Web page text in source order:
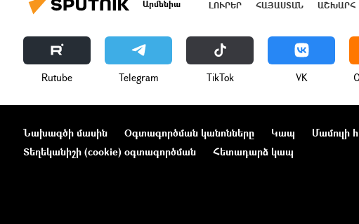
Արմենիա ԼՈՒՐԵՐ ՀԱՅԱՍՏԱՆ ԱՇԽԱՐՀ
Rutube Telegram ТikТоk VK
Նախագծի մասին Օգտագործման կանոնները Կապ Մամուլի
Տեղեկանիշի (cookie) օգտագործման
Հետադարձ կապ